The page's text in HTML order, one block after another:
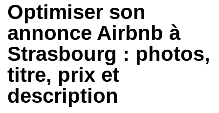
Optimiser son
annonce Airbnb à
Strasbourg : photos,
titre, prix et
description